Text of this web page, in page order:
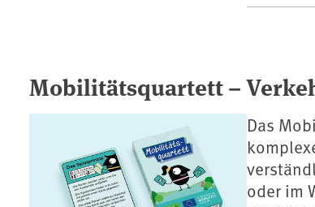
Mobilitätsquartett –
Das
oder im